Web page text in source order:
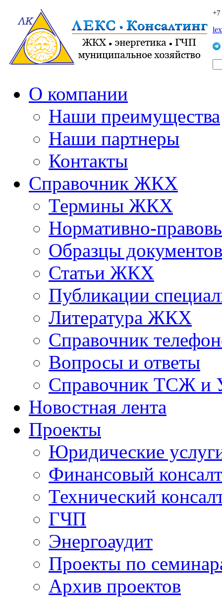
О компании
Наши преимущества
Наши партнеры
Контакты
Справочник ЖКХ
Термины ЖКХ
Нормативно-
Образцы документов
Статьи ЖКХ
Публикации
Литература ЖКХ
Справочник
Вопросы и ответы
Справочник ТСЖ и
Новостная лента
Проекты
Юридические
Финансовый
Технический
ГЧП
Энергоаудит
Проекты по
Архив проектов